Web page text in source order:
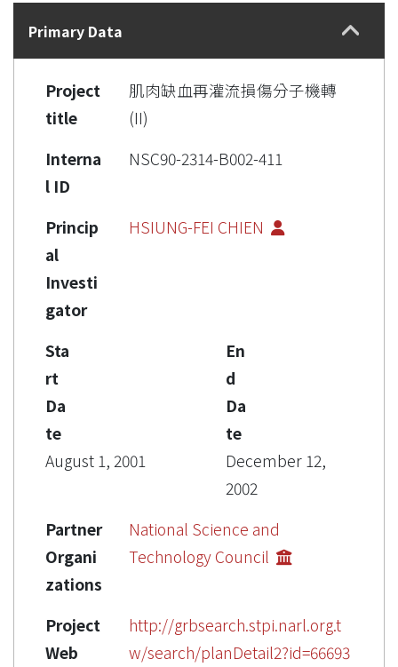
Primary Data
Project
title
肌肉缺血再灌流損傷分子機轉
(II)
Interna
l ID
NSC90-2314-B002-411
Princip
al
Investi
gator
HSIUNG-FEI CHIEN
Sta
rt
Da
te
August 1, 2001
En
d
Da
te
December 12,
2002
Partner
Organi
zations
National Science and
Technology Council
Project
Web
http://grbsearch.stpi.narl.org.t
w/search/planDetail2?id=66693